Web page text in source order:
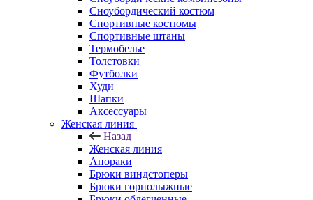
Сноубордический костюм
Спортивные костюмы
Спортивные штаны
Термобелье
Толстовки
Футболки
Худи
Шапки
Аксессуары
Женская линия
Назад
Женская линия
Анораки
Брюки виндстоперы
Брюки горнолыжные